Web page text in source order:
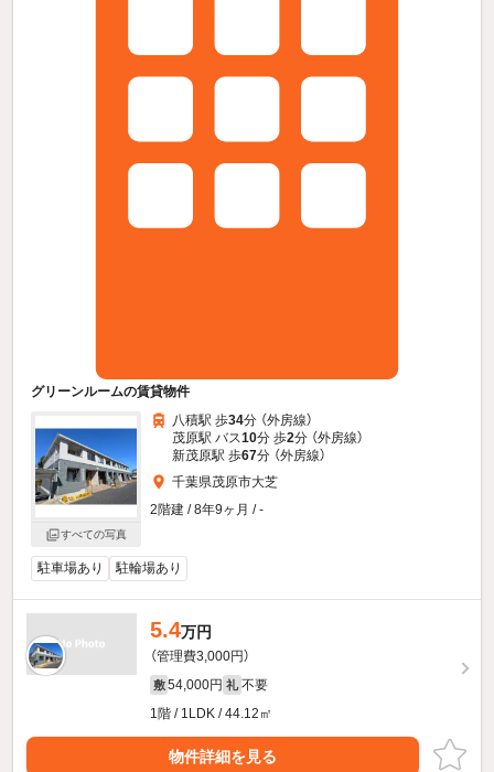
グリーンルームの賃貸物件
すべての写真
八積駅 歩34分 （外房線）
茂原駅 バス10分 歩2分 （外房線）
新茂原駅 歩67分 （外房線）
千葉県茂原市大芝
2階建 / 8年9ヶ月 / -
駐車場あり 駐輪場あり
5.4万円
（管理費3,000円）
敷 54,000円 礼 不要
1階 / 1LDK / 44.12㎡
物件詳細を見る